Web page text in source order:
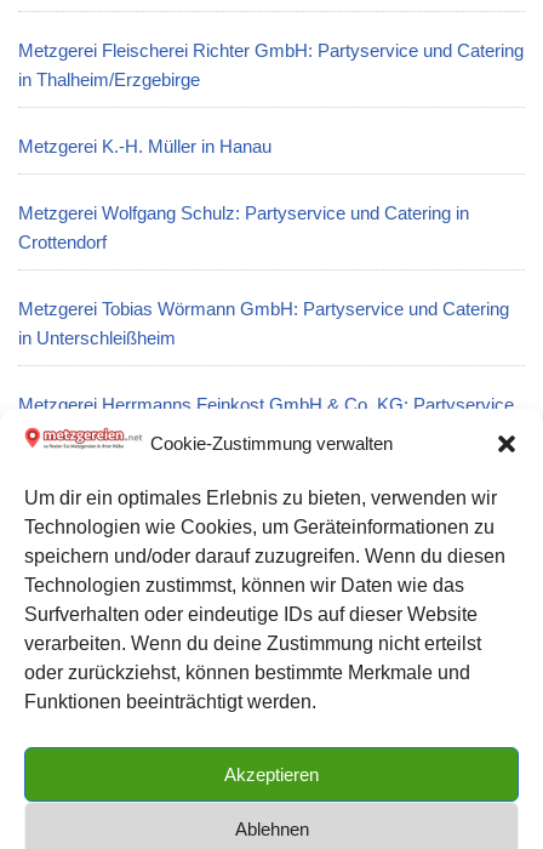
Cookie-Zustimmung verwalten
Um dir ein optimales Erlebnis zu bieten, verwenden wir
Technologien wie Cookies, um Geräteinformationen zu
speichern und/oder darauf zuzugreifen. Wenn du diesen
Technologien zustimmst, können wir Daten wie das
Surfverhalten oder eindeutige IDs auf dieser Website
verarbeiten. Wenn du deine Zustimmung nicht erteilst
oder zurückziehst, können bestimmte Merkmale und
Funktionen beeinträchtigt werden.
Akzeptieren
Ablehnen
Metzgerei Fleischerei Richter GmbH: Partyservice und Catering
in Thalheim/Erzgebirge
Metzgerei K.-H. Müller in Hanau
Metzgerei Wolfgang Schulz: Partyservice und Catering in
Crottendorf
Metzgerei Tobias Wörmann GmbH: Partyservice und Catering
in Unterschleißheim
Metzgerei Herrmanns Feinkost GmbH & Co. KG: Partyservice
und Catering in Mutterstadt
Metzgerei Axel Hessler in Stolberg (Rheinland)
Metzgerei Hans Dieter Nixdorf Fleischerei in Moringen
Kontakt zu uns